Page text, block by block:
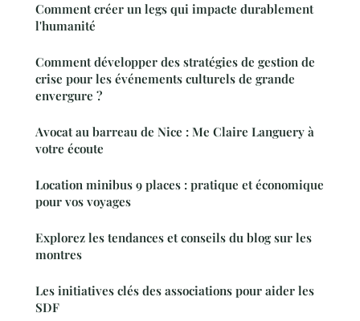
Comment créer un legs qui impacte durablement
l'humanité
Comment développer des stratégies de gestion de
crise pour les événements culturels de grande
envergure ?
Avocat au barreau de Nice : Me Claire Languery à
votre écoute
Location minibus 9 places : pratique et économique
pour vos voyages
Explorez les tendances et conseils du blog sur les
montres
Les initiatives clés des associations pour aider les
SDF